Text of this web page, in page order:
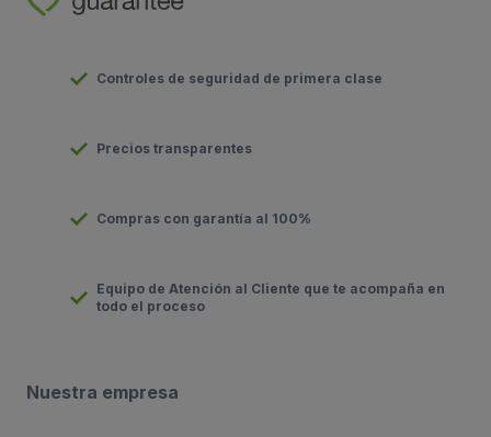
Controles de seguridad de primera clase
Precios transparentes
Compras con garantía al 100%
Equipo de Atención al Cliente que te acompaña en
todo el proceso
Nuestra empresa